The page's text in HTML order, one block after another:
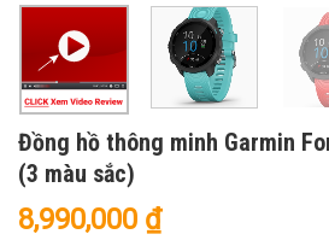
Đồng hồ thông minh Garmin
(3 màu sắc)
8,990,000 ₫